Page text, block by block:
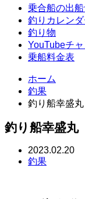
乗合船の出船
釣りカレンダ
釣り物
YouTubeチ
乗船料金表
ホーム
釣果
釣り船幸盛
釣り船幸盛
2023.02.20
釣果